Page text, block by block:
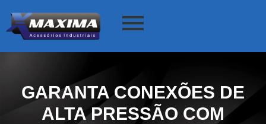
GARANTA CONEXÕES DE
ALTA PRESSÃO COM